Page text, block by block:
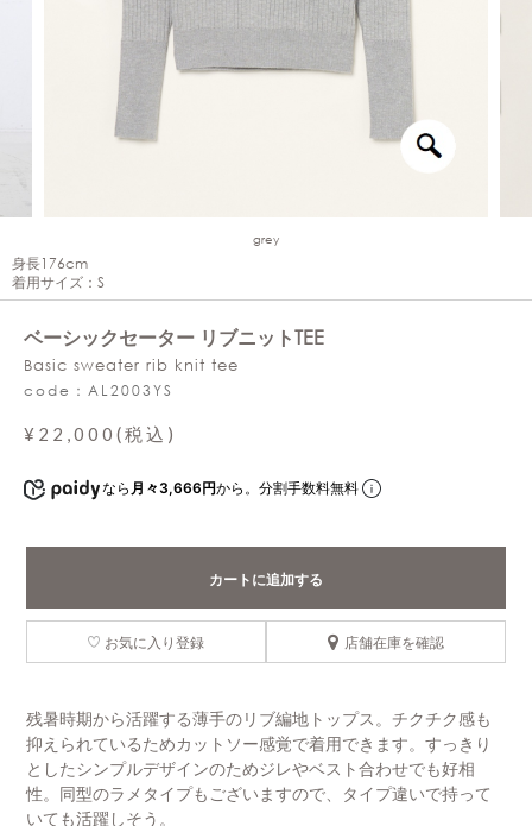
grey
身長176cm
着用サイズ：S
ベーシックセーター リブニットTEE
Basic sweater rib knit tee
code：AL2003YS
¥22,000(税込)
なら 月々3,666円から。分割手数料無料
カートに追加する
お気に入り登録 店舗在庫を確認
残暑時期から活躍する薄手のリブ編地トップス。チクチク感も
抑えられているためカットソー感覚で着用できます。すっきり
としたシンプルデザインのためジレやベスト合わせでも好相
性。同型のラメタイプもございますので、タイプ違いで持って
いても活躍しそう。